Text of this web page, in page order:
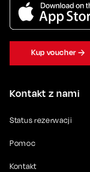
Kontakt z nami
Status rezerwacji
Pomoc
Kontakt
Kup voucher